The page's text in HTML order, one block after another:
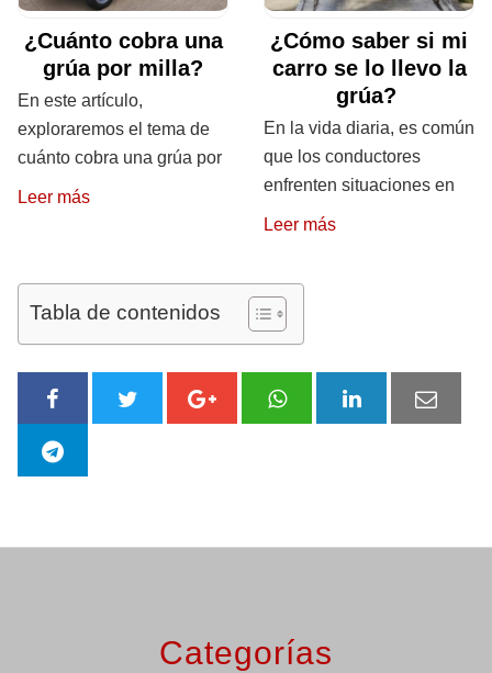
¿Cuánto cobra una
grúa por milla?
En este artículo,
exploraremos el tema de
cuánto cobra una grúa por
Leer más
¿Cómo saber si mi
carro se lo llevo la
grúa?
En la vida diaria, es común
que los conductores
enfrenten situaciones en
Leer más
Tabla de contenidos
Categorías